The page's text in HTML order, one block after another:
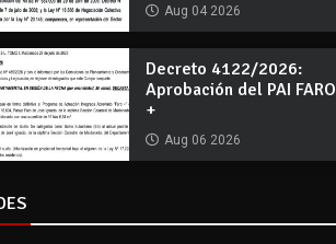
Aug 04 2026
Decreto 4122/2026:
Aprobación del PAI FARO
+
Aug 06 2026